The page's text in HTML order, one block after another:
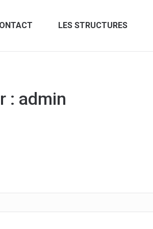
LES STRUCTURES
: admin
LES STRUCTURES